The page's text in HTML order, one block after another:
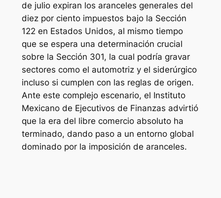
de julio expiran los aranceles generales del
diez por ciento impuestos bajo la Sección
122 en Estados Unidos, al mismo tiempo
que se espera una determinación crucial
sobre la Sección 301, la cual podría gravar
sectores como el automotriz y el siderúrgico
incluso si cumplen con las reglas de origen.
Ante este complejo escenario, el Instituto
Mexicano de Ejecutivos de Finanzas advirtió
que la era del libre comercio absoluto ha
terminado, dando paso a un entorno global
dominado por la imposición de aranceles.